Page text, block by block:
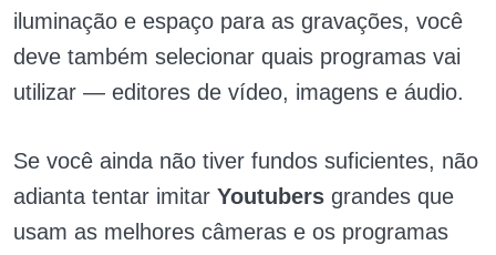
iluminação e espaço para as gravações, você
deve também selecionar quais programas vai
utilizar — editores de vídeo, imagens e áudio.
Se você ainda não tiver fundos suficientes, não
adianta tentar imitar Youtubers grandes que
usam as melhores câmeras e os programas